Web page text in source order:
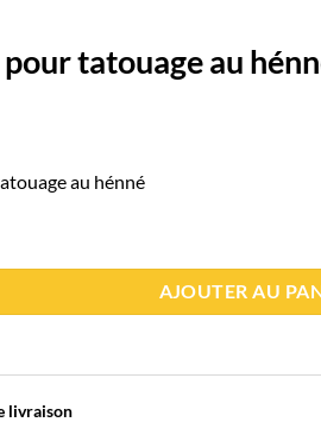
tatouage au
au hénné
pour tatouage au hénné
AJOUTER AU
livraison